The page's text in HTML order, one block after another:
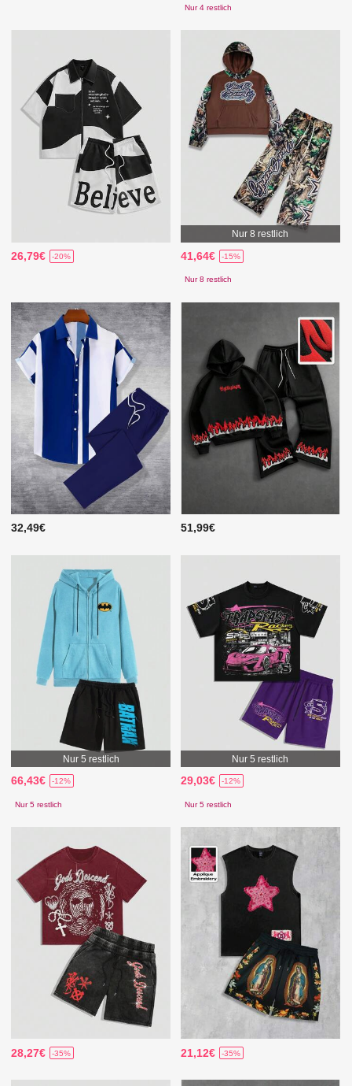
Nur 4 restlich
26,79€ -20%
Nur 8 restlich
41,64€ -15%
Nur 8 restlich
32,49€ 51,99€
Nur 5 restlich
66,43€ -12%
Nur 5 restlich
Nur 5 restlich
29,03€ -12%
Nur 5 restlich
28,27€ -35% 21,12€ -35%